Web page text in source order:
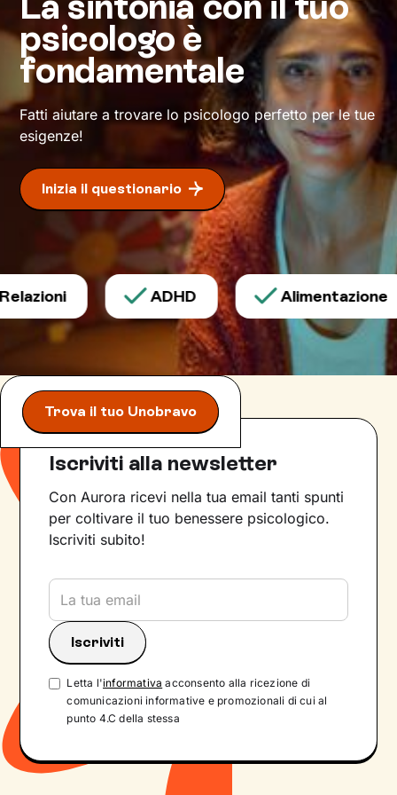
fondamentale per comprendere cosa cambiare
e come farlo. Nello spazio di ascolto e
accoglienza che si creerà, avrai modo di
rileggere la tua realtà attribuendole significati
inediti che ti permetteranno di affrontare la vita
conattitudine ed energia rinnovate.
psicologo è
fondamentale
Fatti aiutare a trovare lo psicologo perfetto per le tue
esigenze!
Inizia il questionario
ADHD Alimentazione
Trova il tuo Unobravo
Iscriviti alla newsletter
Con Aurora ricevi nella tua email tanti spunti
per coltivare il tuo benessere psicologico.
Iscriviti subito!
Letta l'informativa acconsento alla ricezione di
comunicazioni informative e promozionali di cui al
punto 4.C della stessa